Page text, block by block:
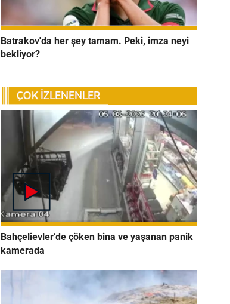
Batrakov'da her şey tamam. Peki, imza neyi
bekliyor?
Bahçelievler’de çöken bina ve yaşanan panik
kamerada